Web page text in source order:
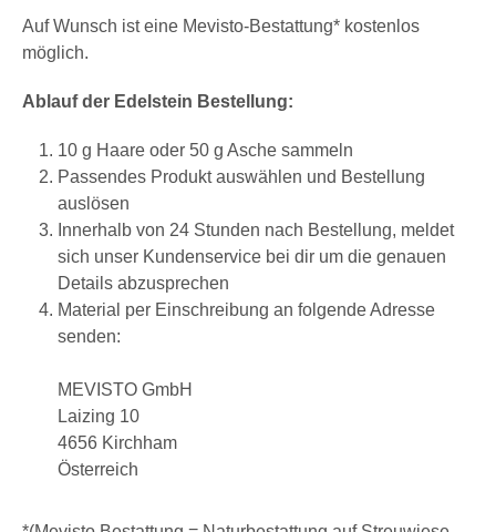
Auf Wunsch ist eine Mevisto-Bestattung* kostenlos
möglich.
Ablauf der Edelstein Bestellung:
10 g Haare oder 50 g Asche sammeln
Passendes Produkt auswählen und Bestellung
auslösen
Innerhalb von 24 Stunden nach Bestellung, meldet
sich unser Kundenservice bei dir um die genauen
Details abzusprechen
Material per Einschreibung an folgende Adresse
senden:
MEVISTO GmbH
Laizing 10
4656 Kirchham
Österreich